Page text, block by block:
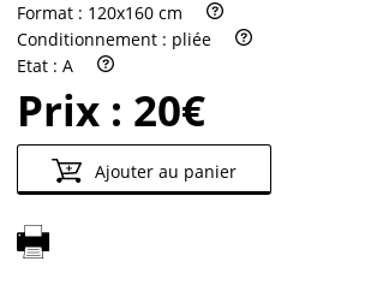
Format : 120x160 cm
Conditionnement : pliée
Etat : A
Prix : 20€
Ajouter au panier